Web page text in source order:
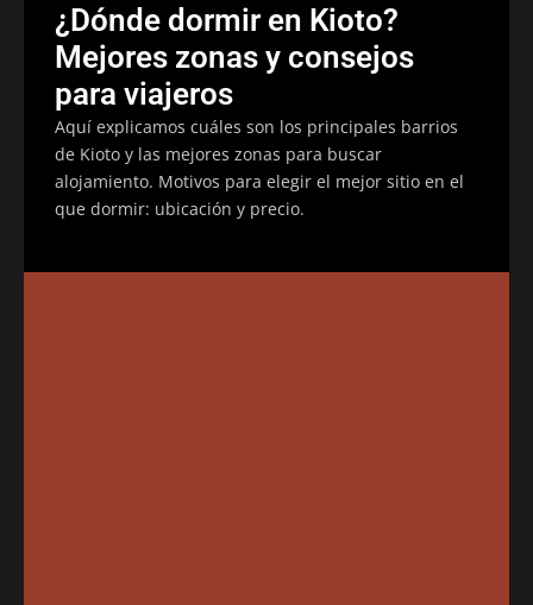
¿Dónde dormir en Kioto?
Mejores zonas y consejos
para viajeros
Aquí explicamos cuáles son los principales barrios
de Kioto y las mejores zonas para buscar
alojamiento. Motivos para elegir el mejor sitio en el
que dormir: ubicación y precio.